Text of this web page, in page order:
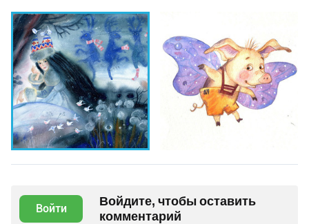
Войти
Войдите, чтобы оставить
комментарий